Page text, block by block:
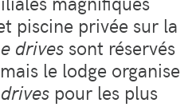
piscine privée sur la
drives sont réservés
le lodge organise
pour les plus